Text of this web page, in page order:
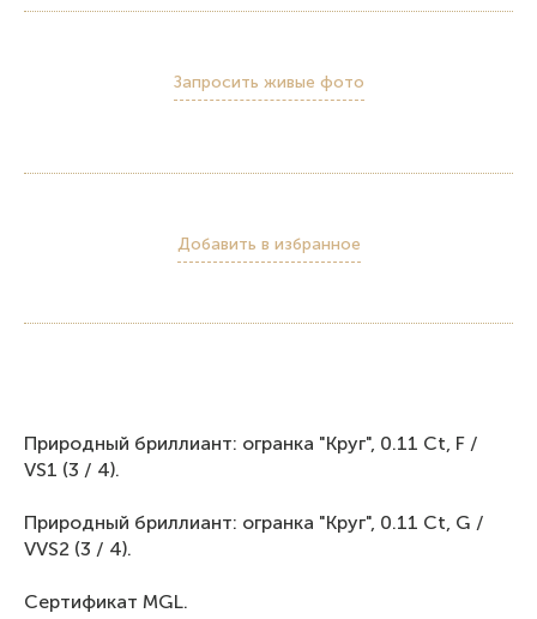
Запросить живые фото
Добавить в избранное
Природный бриллиант: огранка "Круг", 0.11 Ct, F /
VS1 (3 / 4).
Природный бриллиант: огранка "Круг", 0.11 Ct, G /
VVS2 (3 / 4).
Сертификат MGL.